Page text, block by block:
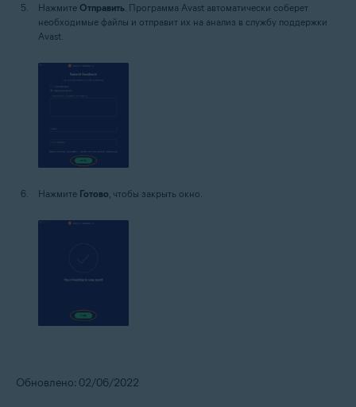
Нажмите Отправить. Программа Avast автоматически соберет
необходимые файлы и отправит их на анализ в службу поддержки
Avast.
Нажмите Готово, чтобы закрыть окно.
Обновлено: 02/06/2022